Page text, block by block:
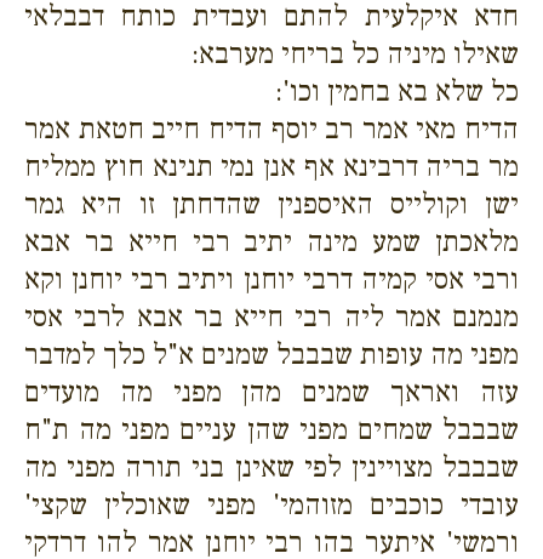
חדא איקלעית להתם ועבדית כותח דבבלאי
שאילו מיניה כל בריחי מערבא:
כל שלא בא בחמין וכו':
הדיח מאי אמר רב יוסף הדיח חייב חטאת אמר
מר בריה דרבינא אף אנן נמי תנינא חוץ ממליח
ישן וקולייס האיספנין שהדחתן זו היא גמר
מלאכתן שמע מינה יתיב רבי חייא בר אבא
ורבי אסי קמיה דרבי יוחנן ויתיב רבי יוחנן וקא
מנמנם אמר ליה רבי חייא בר אבא לרבי אסי
מפני מה עופות שבבבל שמנים א"ל כלך למדבר
עזה ואראך שמנים מהן מפני מה מועדים
שבבבל שמחים מפני שהן עניים מפני מה ת"ח
שבבבל מצויינין לפי שאינן בני תורה מפני מה
עובדי כוכבים מזוהמי' מפני שאוכלין שקצי'
ורמשי' איתער בהו רבי יוחנן אמר להו דרדקי